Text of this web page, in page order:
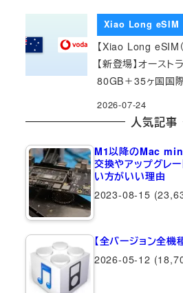
Xiao Long eSIM
【Xiao Long eSIM
【新登場】オース
80GB＋35ヶ国国
2026-07-24
人気記事
M1以降のMac
交換やアップグレ
い方がいい理由
2023-08-15
【全バージョン全
2026-05-12